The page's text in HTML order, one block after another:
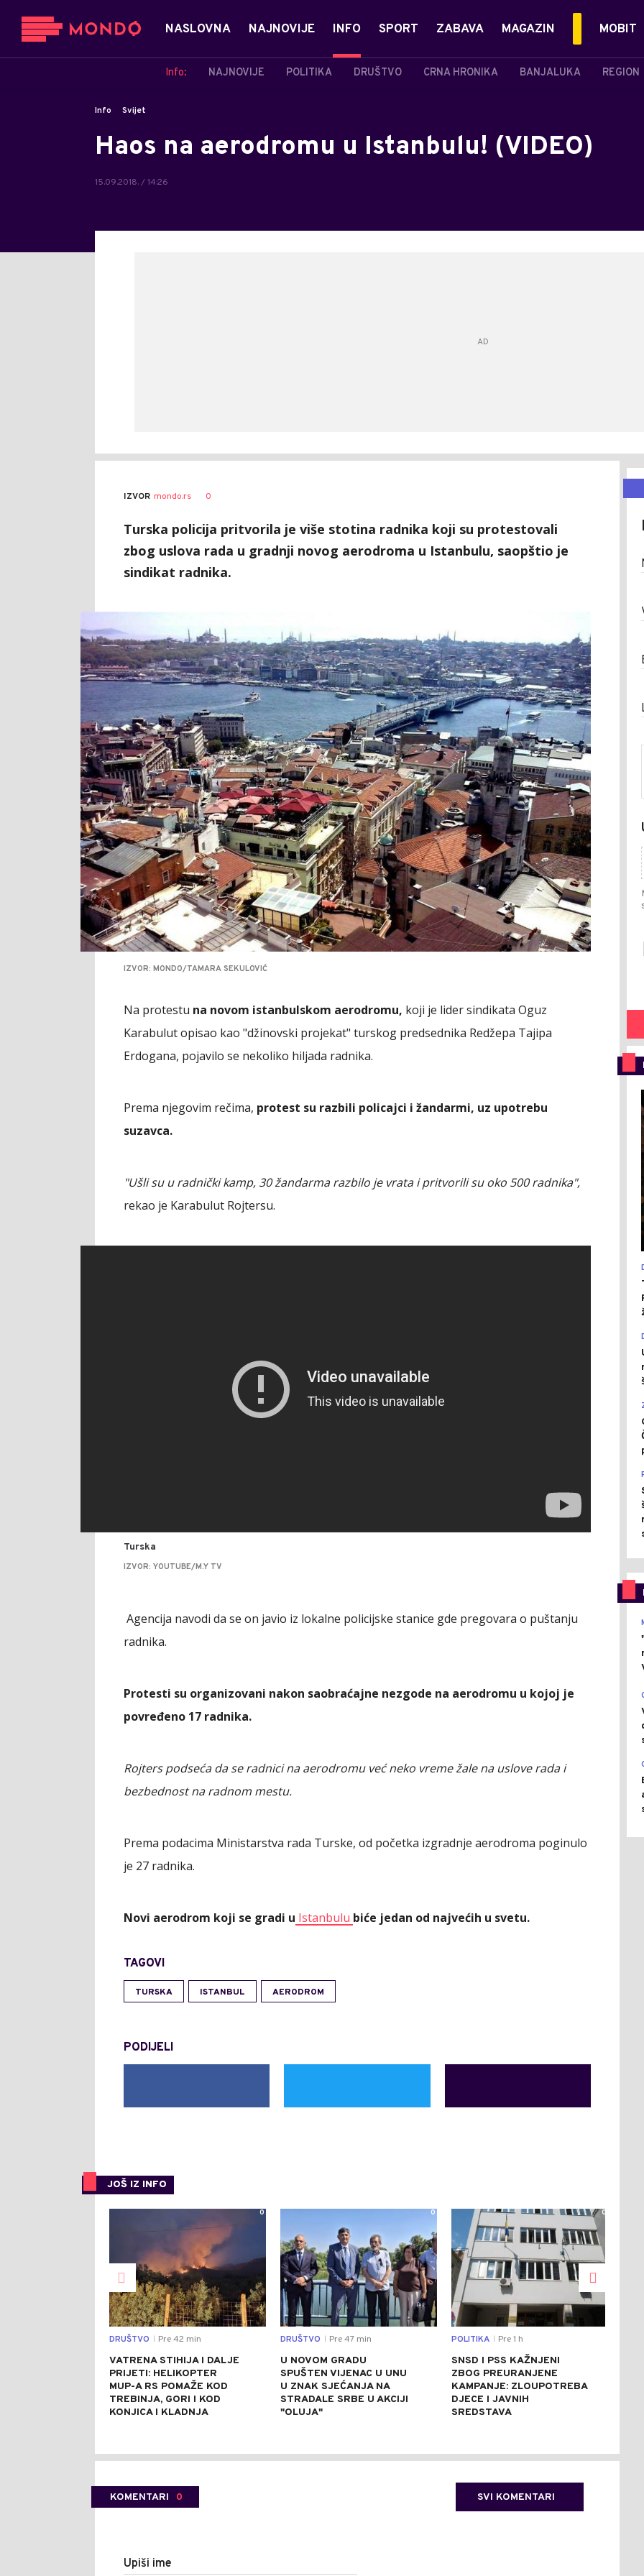
NASLOVNA NAJNOVIJE INFO
Info: NAJNOVIJE POLITIKA DRUŠTVO CRNA HRONIKA BANJALUKA REGION
SPORT ZABAVA MAGAZIN MOBIT
Info Svijet
Haos na aerodromu u Istanbulu! (VIDEO)
15.09.2018. / 14:26
IZVOR mondo.rs 0
Turska policija pritvorila je više stotina radnika koji su protestovali
zbog uslova rada u gradnji novog aerodroma u Istanbulu, saopštio je
sindikat radnika.
IZVOR: MONDO/TAMARA SEKULOVIĆ
Na protestu na novom istanbulskom aerodromu, koji je lider sindikata Oguz
Karabulut opisao kao "džinovski projekat" turskog predsednika Redžepa Tajipa
Erdogana, pojavilo se nekoliko hiljada radnika.
Prema njegovim rečima, protest su razbili policajci i žandarmi, uz upotrebu
suzavca.
"Ušli su u radnički kamp, 30 žandarma razbilo je vrata i pritvorili su oko 500 radnika",
rekao je Karabulut Rojtersu.
Turska
IZVOR: YOUTUBE/M.Y TV
Agencija navodi da se on javio iz lokalne policijske stanice gde pregovara o puštanju
radnika.
Protesti su organizovani nakon saobraćajne nezgode na aerodromu u kojoj je
povređeno 17 radnika.
Rojters podseća da se radnici na aerodromu već neko vreme žale na uslove rada i
bezbednost na radnom mestu.
Prema podacima Ministarstva rada Turske, od početka izgradnje aerodroma poginulo
je 27 radnika.
Novi aerodrom koji se gradi u Istanbulu biće jedan od najvećih u svetu.
TAGOVI
TURSKA ISTANBUL AERODROM
PODIJELI
JOŠ IZ INFO
0
DRUŠTVO Pre 42 min
VATRENA STIHIJA I DALJE
PRIJETI: HELIKOPTER
MUP-A RS POMAŽE KOD
TREBINJA, GORI I KOD
KONJICA I KLADNJA
0
DRUŠTVO Pre 47 min
U NOVOM GRADU
SPUŠTEN VIJENAC U UNU
U ZNAK SJEĆANJA NA
STRADALE SRBE U AKCIJI
"OLUJA"
0
POLITIKA Pre 1 h
SNSD I PSS KAŽNJENI
ZBOG PREURANJENE
KAMPANJE: ZLOUPOTREBA
DJECE I JAVNIH
SREDSTAVA
KOMENTARI 0 SVI KOMENTARI
Upiši ime